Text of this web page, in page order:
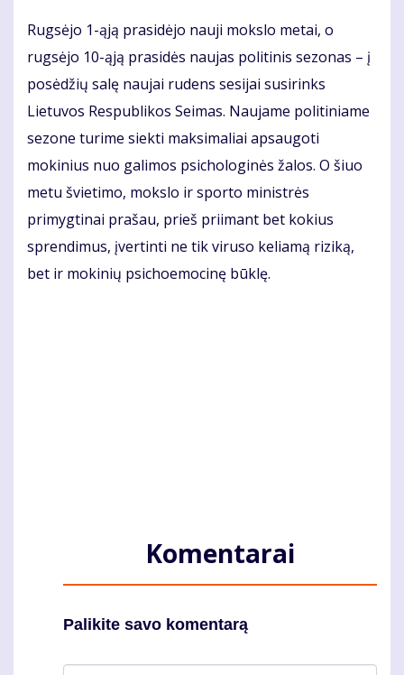
Rugsėjo 1-ąją prasidėjo nauji mokslo metai, o
rugsėjo 10-ąją prasidės naujas politinis sezonas – į
posėdžių salę naujai rudens sesijai susirinks
Lietuvos Respublikos Seimas. Naujame politiniame
sezone turime siekti maksimaliai apsaugoti
mokinius nuo galimos psichologinės žalos. O šiuo
metu švietimo, mokslo ir sporto ministrės
primygtinai prašau, prieš priimant bet kokius
sprendimus, įvertinti ne tik viruso keliamą riziką,
bet ir mokinių psichoemocinę būklę.
Komentarai
Palikite savo komentarą